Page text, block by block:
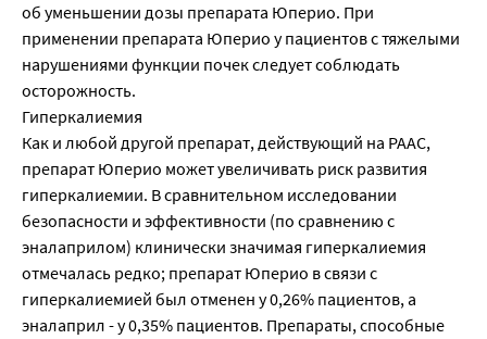
об уменьшении дозы препарата Юперио. При
применении препарата Юперио у пациентов с тяжелыми
нарушениями функции почек следует соблюдать
осторожность.
Гиперкалиемия
Как и любой другой препарат, действующий на РААС,
препарат Юперио может увеличивать риск развития
гиперкалиемии. В сравнительном исследовании
безопасности и эффективности (по сравнению с
эналаприлом) клинически значимая гиперкалиемия
отмечалась редко; препарат Юперио в связи с
гиперкалиемией был отменен у 0,26% пациентов, а
эналаприл - у 0,35% пациентов. Препараты, способные